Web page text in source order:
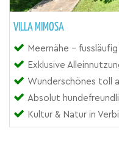
VILLA MIMOSA
Meernähe -
Exklusive
Wunderschönes toll
Absolut
Kultur & Natur in